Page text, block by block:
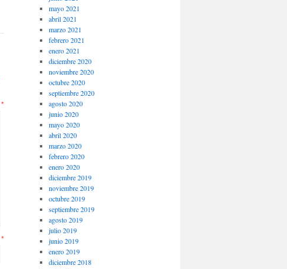
*
*
mayo 2021
abril 2021
marzo 2021
febrero 2021
enero 2021
diciembre 2020
noviembre 2020
octubre 2020
septiembre 2020
agosto 2020
junio 2020
mayo 2020
abril 2020
marzo 2020
febrero 2020
enero 2020
diciembre 2019
noviembre 2019
octubre 2019
septiembre 2019
agosto 2019
julio 2019
junio 2019
enero 2019
diciembre 2018